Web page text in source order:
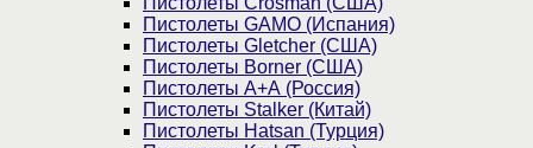
Пистолеты GAMO (Испания)
Пистолеты Gletcher (США)
Пистолеты Borner (США)
Пистолеты А+А (Россия)
Пистолеты Stalker (Китай)
Пистолеты Hatsan (Турция)